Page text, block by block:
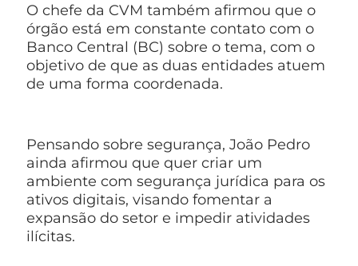
O chefe da CVM também afirmou que o
órgão está em constante contato com o
Banco Central (BC) sobre o tema, com o
objetivo de que as duas entidades atuem
de uma forma coordenada.
Pensando sobre segurança, João Pedro
ainda afirmou que quer criar um
ambiente com segurança jurídica para os
ativos digitais, visando fomentar a
expansão do setor e impedir atividades
ilícitas.